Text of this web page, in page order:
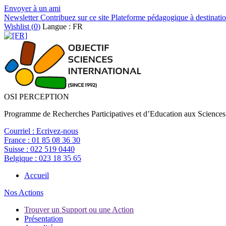
Envoyer à un ami
NewsletterContribuez sur ce site Plateforme pédagogique à
Wishlist (0) Langue : FR
OSI PERCEPTION
Programme de Recherches Participatives et d’Education aux
Courriel : Ecrivez-nous
France : 01 85 08 36 30
Suisse : 022 519 0440
Belgique : 023 18 35 65
Accueil
Nos Actions
Trouver un Support ou une Action
Présentation